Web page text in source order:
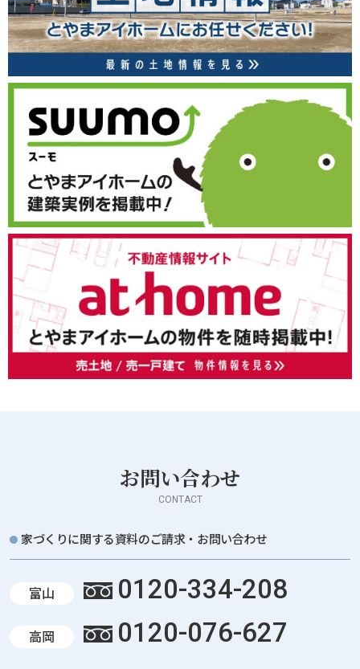
お問い合わせ
CONTACT
家づくりに関する資料のご請求・お問い合わせ
富山 0120-334-208
高岡 0120-076-627